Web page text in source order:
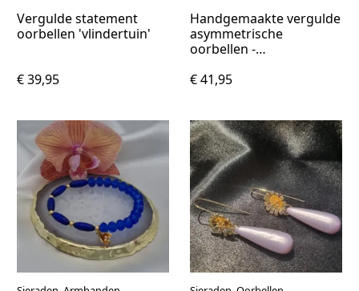
Vergulde statement
oorbellen 'vlindertuin'
€ 39,95
Handgemaakte vergulde
asymmetrische
oorbellen -
€ 41,95